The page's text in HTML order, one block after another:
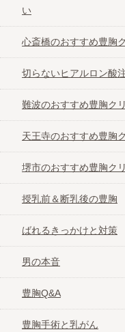
い
心斎橋のおすすめ豊胸
切らないヒアルロン酸
難波のおすすめ豊胸ク
天王寺のおすすめ豊胸
堺市のおすすめ豊胸ク
授乳前＆断乳後の豊胸
ばれるきっかけと対策
男の本音
豊胸Q&A
豊胸手術と乳がん